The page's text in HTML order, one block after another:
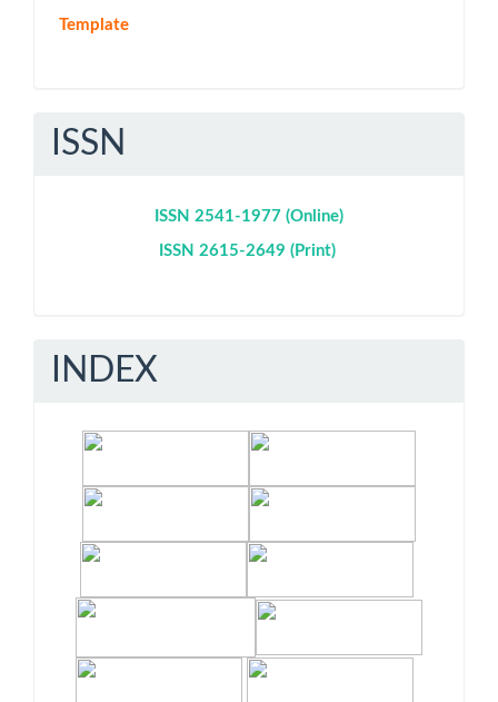
Template
ISSN
ISSN 2541-1977 (Online)
ISSN 2615-2649 (Print)
INDEX